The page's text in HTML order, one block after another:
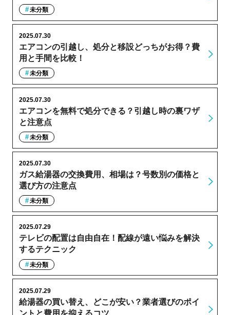
未分類
エアコンの引越し、処分と移設どっちがお得？費
用と手間を比較！
2025.07.30
未分類
エアコンを無料で処分できる？引越し時の裏ワザ
と注意点
2025.07.30
未分類
ガス給湯器の交換費用、相場は？号数別の価格と
選び方の注意点
2025.07.30
未分類
テレビの配置は自由自在！配線が遠い悩みを解決
するテクニック
2025.07.29
未分類
給湯器の買い替え、どこが安い？業者選びのポイ
ントと費用を抑えるコツ
2025.07.29